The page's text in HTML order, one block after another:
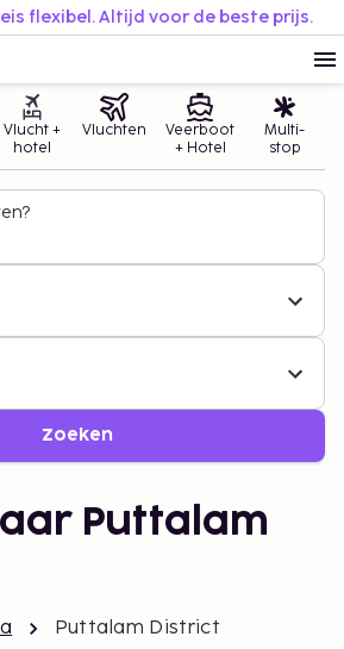
flexibel. Altijd voor de beste prijs.
Vlucht +
hotel
Vluchten
Veerboot
+ Hotel
Multi-
stop
Zoeken
Puttalam
Puttalam District